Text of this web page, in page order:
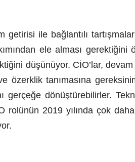
getirisi ile bağlantılı
ele alması gerektiğini
düşünüyor. CİO’lar,
özerklik tanımasına
gerçeğe dönüştürebilirler.
rolünün 2019 yılında çok